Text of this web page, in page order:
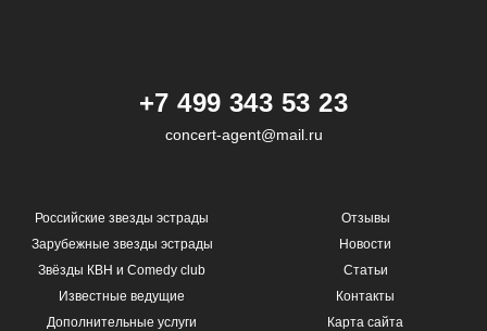
+7 499 343 53 23
concert-agent@mail.ru
Российские звезды эстрады
Зарубежные звезды эстрады
Звёзды КВН и Comedy club
Известные ведущие
Дополнительные услуги
Отзывы
Новости
Статьи
Контакты
Карта сайта